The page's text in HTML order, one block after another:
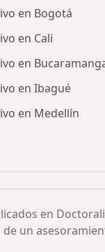
en Bogotá
en Cali
en
en Ibagué
en Medellín
en
un